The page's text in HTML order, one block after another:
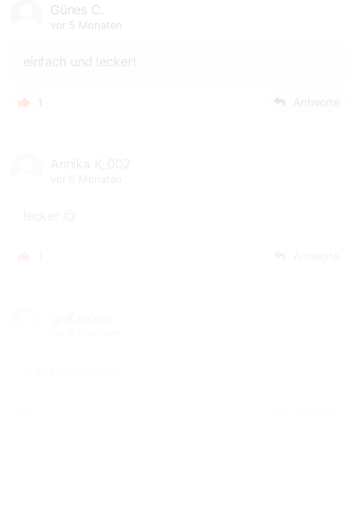
Günes C.
vor 5 Monaten
einfach und lecker!
1 Antworte